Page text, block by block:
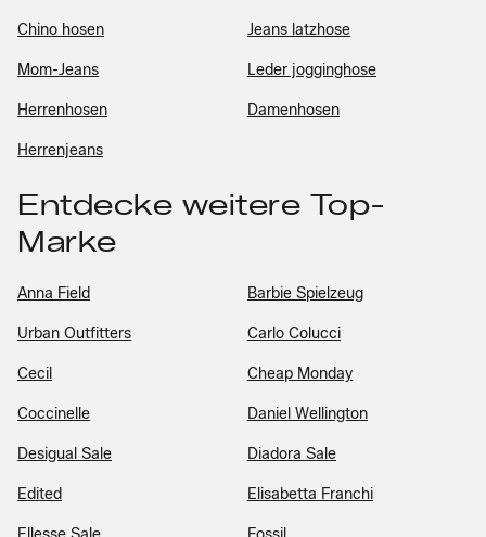
Chino hosen Jeans latzhose
Mom-Jeans Leder jogginghose
Herrenhosen Damenhosen
Herrenjeans
Entdecke weitere Top-
Marke
Anna Field Barbie Spielzeug
Urban Outfitters Carlo Colucci
Cecil Cheap Monday
Coccinelle Daniel Wellington
Desigual Sale Diadora Sale
Edited Elisabetta Franchi